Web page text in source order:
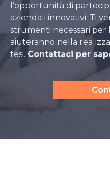
l’opportunità di
aziendali innovativi. Ti
strumenti necessari per
aiuteranno nella
tesi. Contattaci per